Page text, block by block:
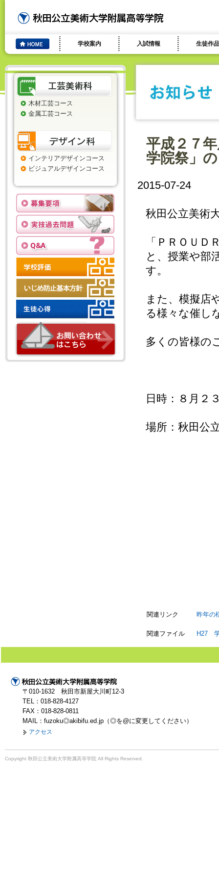
学校案内 入試情報 生徒作品
木材工芸コース
金属工芸コース
インテリアデザインコース
ビジュアルデザインコース
平成２７
学院祭」
2015-07-24
秋田公立美術
「ＰＲＯＵ
と、授業や部
す。
また、模擬店
る様々な催し
多くの皆様の
日時：８月２
場所：秋田公
関連リンク 昨年の
関連ファイル H27
〒010-1632 秋田市新屋大川町12-3
TEL：018-828-4127
FAX：018-828-0811
MAIL：fuzoku◎akibifu.ed.jp（◎を@に変更してください）
アクセス
Copyright 秋田公立美術大学附属高等学院 All Rights Reserved.